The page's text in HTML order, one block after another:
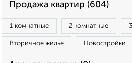
Продажа квартир (604)
1‑комнатные 2‑комнатные
Вторичное жилье Новостройки